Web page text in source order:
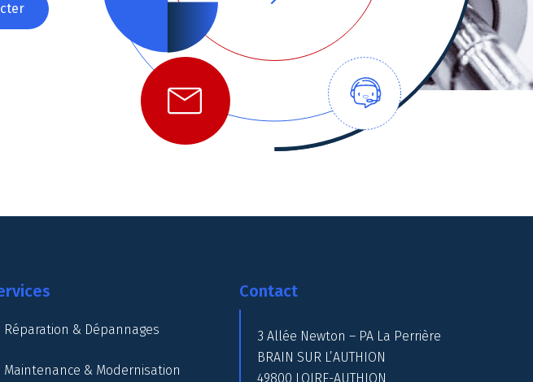
Réparation & Dépannages
Maintenance & Modernisation
Contact
3 Allée Newton – PA La Perrière
BRAIN SUR L’AUTHION
49800 LOIRE-AUTHION